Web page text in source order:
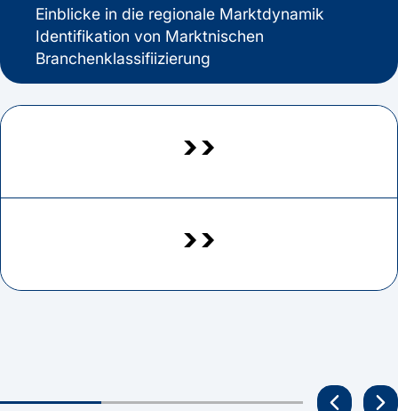
Einblicke in die regionale Marktdynamik
Identifikation von Marktnischen
Branchenklassifiizierung
>>
>>